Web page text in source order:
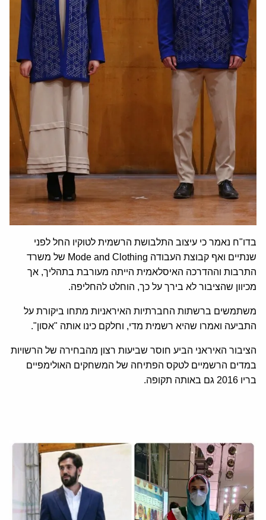
בדו"ח נאמר כי עיצוב התלבושת הרשמית לטוקיו החל לפני
שנתיים ואף קבוצת העבודה Mode and Clothing של משרד
התרבות וההדרכה האיסלאמית הייתה מעורבת בתהליך, אך
מכיוון שהציבור לא בירך על כך, הוחלט להחליפה.
משתמשים ברשתות החברתיות האיראניות מתחו ביקורת על
התביעה ואמרו שהיא רשמית מדי, וחלקם כינו אותה "אסון".
הציבור האיראני הביע חוסר שביעות רצון מהבחירה של הרשויות
במדים הרשמיים לטקס הפתיחה של המשחקים האולימפיים
בריו 2016 גם באותה תקופה.